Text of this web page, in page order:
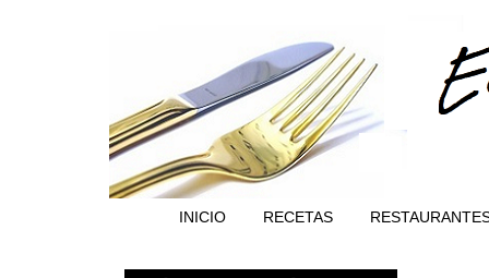
INICIO RECETAS